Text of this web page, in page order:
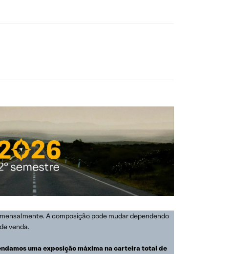
A composição pode mudar dependendo
venda.
uma exposição máxima na carteira total de